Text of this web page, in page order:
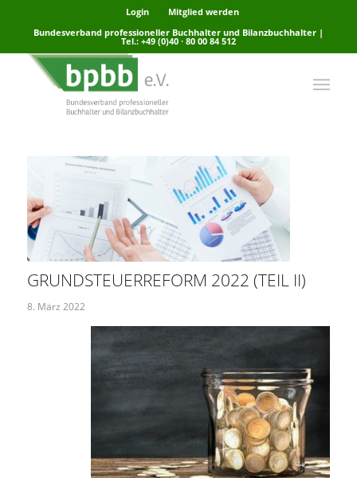
Login
Mitglied werden
Bundesverband professioneller Buchhalter und Bilanzbuchhalter |
Tel.: +49 (0)40 · 80 00 84 512
GRUNDSTEUERREFORM 2022 (TEIL II)
8. März 2022